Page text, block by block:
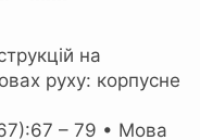
на
руху: корпусне
– 79 • Мова